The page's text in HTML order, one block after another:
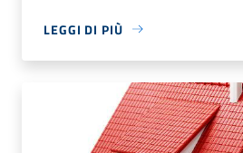
LEGGI DI PIÙ